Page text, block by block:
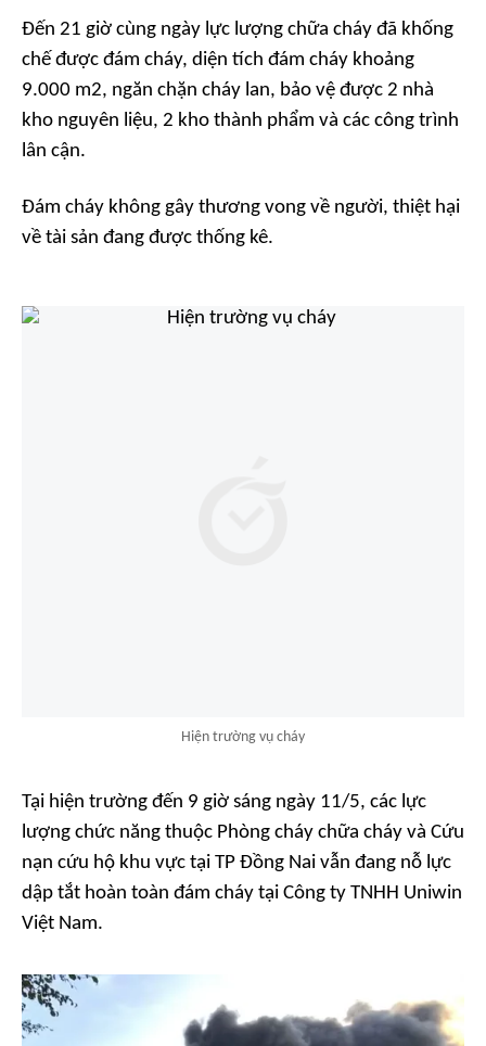
Đến 21 giờ cùng ngày lực lượng chữa cháy đã khống
chế được đám cháy, diện tích đám cháy khoảng
9.000 m2, ngăn chặn cháy lan, bảo vệ được 2 nhà
kho nguyên liệu, 2 kho thành phẩm và các công trình
lân cận.
Đám cháy không gây thương vong về người, thiệt hại
về tài sản đang được thống kê.
Hiện trường vụ cháy
Tại hiện trường đến 9 giờ sáng ngày 11/5, các lực
lượng chức năng thuộc Phòng cháy chữa cháy và Cứu
nạn cứu hộ khu vực tại TP Đồng Nai vẫn đang nỗ lực
dập tắt hoàn toàn đám cháy tại Công ty TNHH Uniwin
Việt Nam.